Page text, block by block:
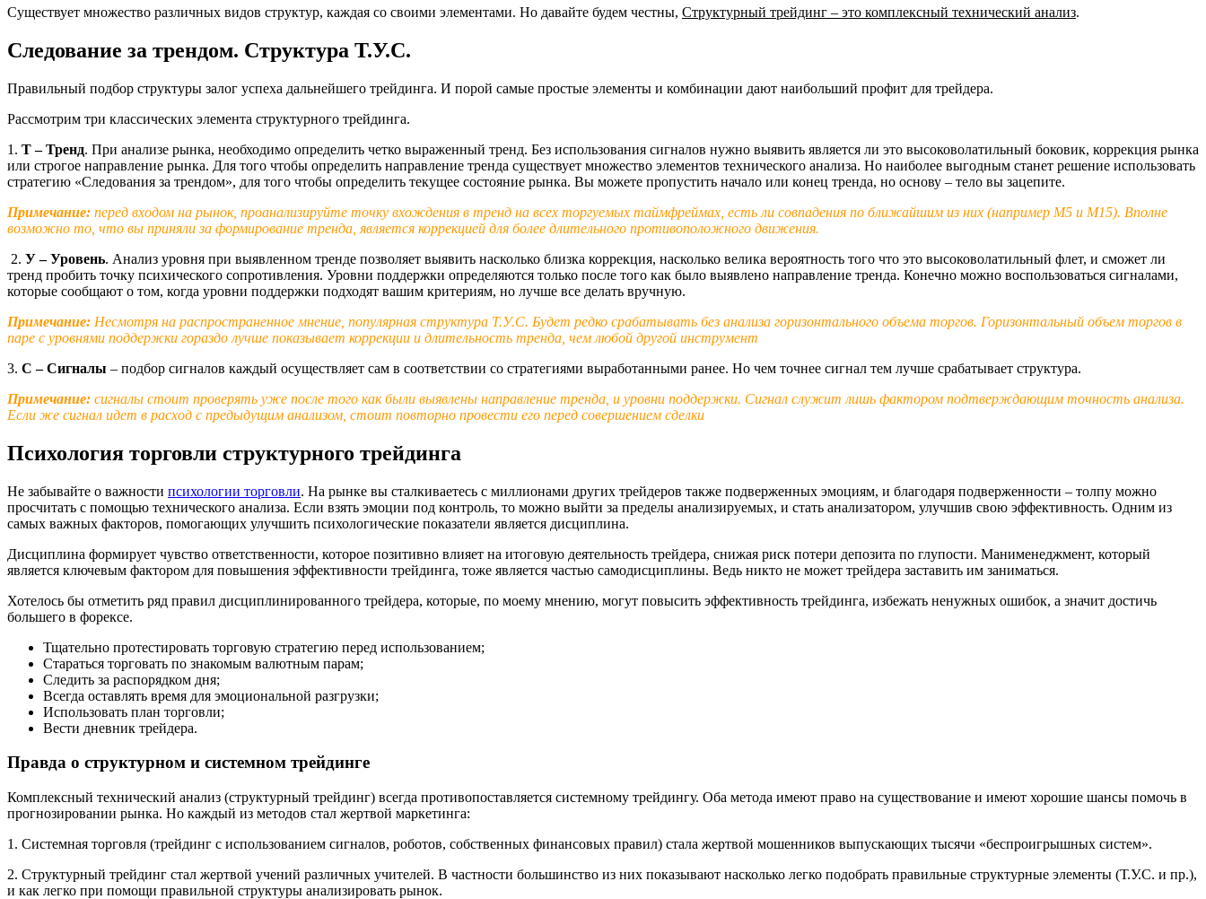
Существует множество различных видов структур, каждая со своими элементами. Но давайте будем честны, Структурный трейдинг – это комплексный технический анализ.
Следование за трендом. Структура Т.У.С.
Правильный подбор структуры залог успеха дальнейшего трейдинга. И порой самые простые элементы и комбинации дают наибольший профит для трейдера.
Рассмотрим три классических элемента структурного трейдинга.
1. Т – Тренд. При анализе рынка, необходимо определить четко выраженный тренд. Без использования сигналов нужно выявить является ли это высоковолатильный боковик, коррекция рынка
или строгое направление рынка. Для того чтобы определить направление тренда существует множество элементов технического анализа. Но наиболее выгодным станет решение использовать
стратегию «Следования за трендом», для того чтобы определить текущее состояние рынка. Вы можете пропустить начало или конец тренда, но основу – тело вы зацепите.
Примечание: перед входом на рынок, проанализируйте точку вхождения в тренд на всех торгуемых таймфреймах, есть ли совпадения по ближайшим из них (например М5 и М15). Вполне
возможно то, что вы приняли за формирование тренда, является коррекцией для более длительного противоположного движения.
2. У – Уровень. Анализ уровня при выявленном тренде позволяет выявить насколько близка коррекция, насколько велика вероятность того что это высоковолатильный флет, и сможет ли
тренд пробить точку психического сопротивления. Уровни поддержки определяются только после того как было выявлено направление тренда. Конечно можно воспользоваться сигналами,
которые сообщают о том, когда уровни поддержки подходят вашим критериям, но лучше все делать вручную.
Примечание: Несмотря на распространенное мнение, популярная структура Т.У.С. Будет редко срабатывать без анализа горизонтального объема торгов. Горизонтальный объем торгов в
паре с уровнями поддержки гораздо лучше показывает коррекции и длительность тренда, чем любой другой инструмент
3. С – Сигналы – подбор сигналов каждый осуществляет сам в соответствии со стратегиями выработанными ранее. Но чем точнее сигнал тем лучше срабатывает структура.
Примечание: сигналы стоит проверять уже после того как были выявлены направление тренда, и уровни поддержки. Сигнал служит лишь фактором подтверждающим точность анализа.
Если же сигнал идет в расход с предыдущим анализом, стоит повторно провести его перед совершением сделки
Психология торговли структурного трейдинга
Не забывайте о важности психологии торговли. На рынке вы сталкиваетесь с миллионами других трейдеров также подверженных эмоциям, и благодаря подверженности – толпу можно
просчитать с помощью технического анализа. Если взять эмоции под контроль, то можно выйти за пределы анализируемых, и стать анализатором, улучшив свою эффективность. Одним из
самых важных факторов, помогающих улучшить психологические показатели является дисциплина.
Дисциплина формирует чувство ответственности, которое позитивно влияет на итоговую деятельность трейдера, снижая риск потери депозита по глупости. Манименеджмент, который
является ключевым фактором для повышения эффективности трейдинга, тоже является частью самодисциплины. Ведь никто не может трейдера заставить им заниматься.
Хотелось бы отметить ряд правил дисциплинированного трейдера, которые, по моему мнению, могут повысить эффективность трейдинга, избежать ненужных ошибок, а значит достичь
большего в форексе.
Тщательно протестировать торговую стратегию перед использованием;
Стараться торговать по знакомым валютным парам;
Следить за распорядком дня;
Всегда оставлять время для эмоциональной разгрузки;
Использовать план торговли;
Вести дневник трейдера.
Правда о структурном и системном трейдинге
Комплексный технический анализ (структурный трейдинг) всегда противопоставляется системному трейдингу. Оба метода имеют право на существование и имеют хорошие шансы помочь в
прогнозировании рынка. Но каждый из методов стал жертвой маркетинга:
1. Системная торговля (трейдинг с использованием сигналов, роботов, собственных финансовых правил) стала жертвой мошенников выпускающих тысячи «беспроигрышных систем».
2. Структурный трейдинг стал жертвой учений различных учителей. В частности большинство из них показывают насколько легко подобрать правильные структурные элементы (Т.У.С. и пр.),
и как легко при помощи правильной структуры анализировать рынок.